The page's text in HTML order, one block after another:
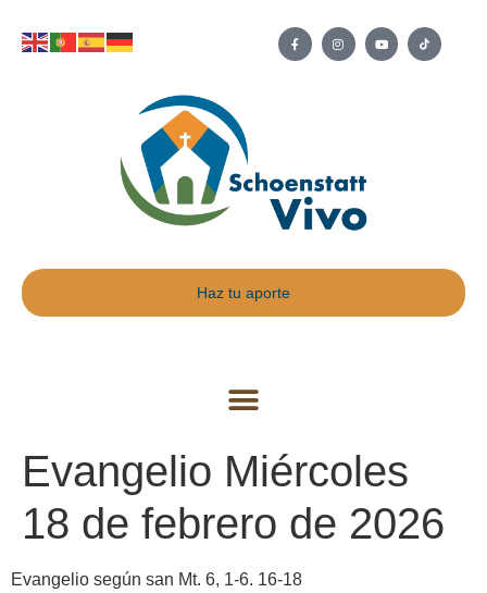
Haz tu aporte
Evangelio Miércoles
18 de febrero de 2026
Evangelio según san Mt. 6, 1-6. 16-18